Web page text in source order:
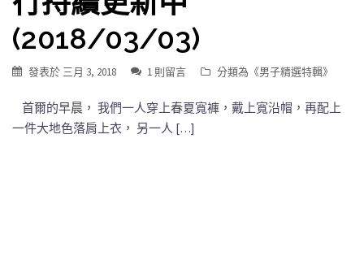
(2018/03/03)
發表於 三月 3, 2018 1 則留言 分類為《男子精選特輯》
首爾的早晨， 我們一人穿上春夏寬褲，戴上寬沿帽，再配上
一件大地色落肩上衣， 另一人 […]